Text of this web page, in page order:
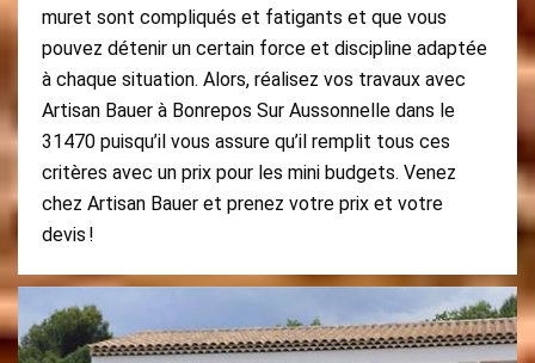
muret sont compliqués et fatigants et que vous
pouvez détenir un certain force et discipline adaptée
à chaque situation. Alors, réalisez vos travaux avec
Artisan Bauer à Bonrepos Sur Aussonnelle dans le
31470 puisqu’il vous assure qu’il remplit tous ces
critères avec un prix pour les mini budgets. Venez
chez Artisan Bauer et prenez votre prix et votre
devis !